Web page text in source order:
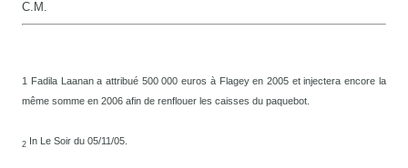
C.M.
1 Fadila Laanan a attribué 500 000 euros à Flagey en 2005 et injectera encore la
même somme en 2006 afin de renflouer les caisses du paquebot.
2 In Le Soir du 05/11/05.